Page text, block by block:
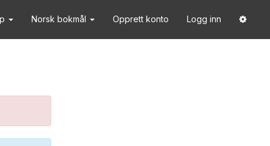
Norsk bokmål Opprett konto Logg inn